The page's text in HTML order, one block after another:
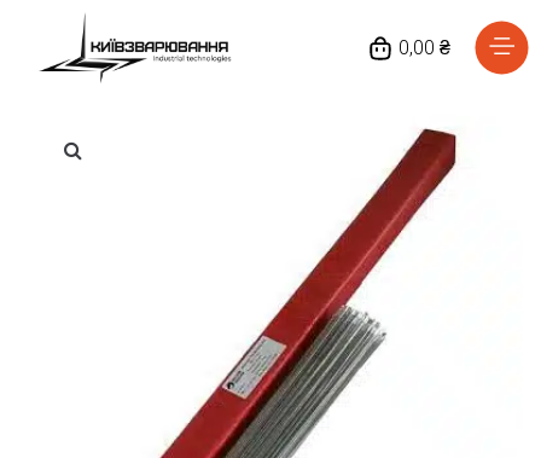
0,00 ₴
Головна
Доставка та оплата
Повернення та обмін